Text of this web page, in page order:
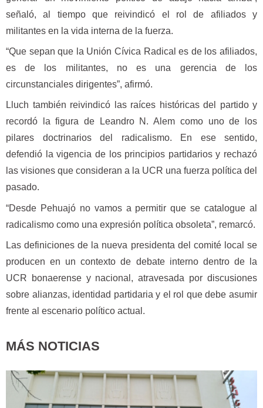
señaló, al tiempo que reivindicó el rol de afiliados y
militantes en la vida interna de la fuerza.
“Que sepan que la Unión Cívica Radical es de los afiliados,
es de los militantes, no es una gerencia de los
circunstanciales dirigentes”, afirmó.
Lluch también reivindicó las raíces históricas del partido y
recordó la figura de Leandro N. Alem como uno de los
pilares doctrinarios del radicalismo. En ese sentido,
defendió la vigencia de los principios partidarios y rechazó
las visiones que consideran a la UCR una fuerza política del
pasado.
“Desde Pehuajó no vamos a permitir que se catalogue al
radicalismo como una expresión política obsoleta”, remarcó.
Las definiciones de la nueva presidenta del comité local se
producen en un contexto de debate interno dentro de la
UCR bonaerense y nacional, atravesada por discusiones
sobre alianzas, identidad partidaria y el rol que debe asumir
frente al escenario político actual.
MÁS NOTICIAS